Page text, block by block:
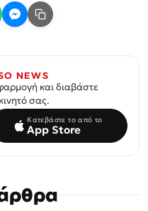
NEWS
και διαβάστε
σας.
Κατεβάστε το από το
App Store